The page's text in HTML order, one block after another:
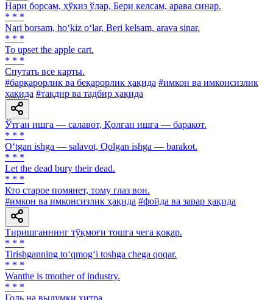
Нари борсам, ҳўкиз ўлар, Бери келсам, арава синар.
* * *
Nari borsam, ho‘kiz o‘lar, Beri kelsam, arava sinar.
* * *
То upset the apple cart.
* * *
Спутать все карты.
#барқарорлик ва беқарорлик ҳақида #имкон ва имконсизлик
ҳақида #тақдир ва тадбир ҳақида
Ўтган ишга — салавот, Қолган ишга — баракот.
* * *
O‘tgan ishga — salavot, Qolgan ishga — barakot.
* * *
Let the dead bury their dead.
* * *
Кто старое помянет, тому глаз вон.
#имкон ва имконсизлик ҳақида #фойда ва зарар ҳақида
Тиришганнинг тўқмоғи тошга чега қоқар.
* * *
Tirishganning to‘qmog‘i toshga chega qoqar.
* * *
Wanthe is tmother of industry.
* * *